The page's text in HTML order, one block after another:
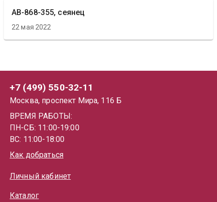
АВ-868-355, сеянец
22 мая 2022
+7 (499) 550-32-11
Москва, проспект Мира, 116 Б
ВРЕМЯ РАБОТЫ:
ПН-СБ: 11:00-19:00
ВС: 11:00-18:00
Как добраться
Личный кабинет
Каталог